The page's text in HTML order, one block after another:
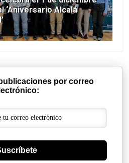
‘Aniversario Alcalá
por correo